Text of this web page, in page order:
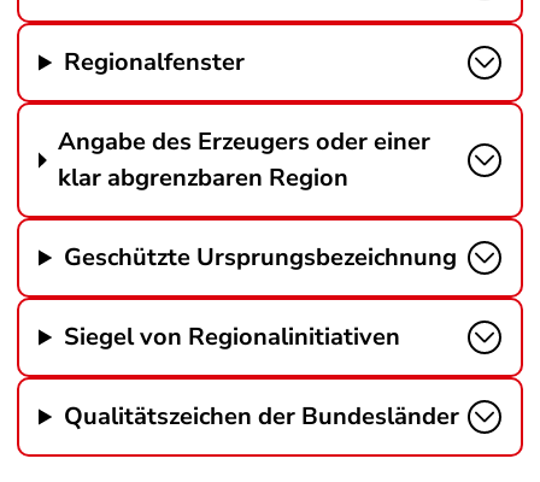
Regionalfenster
Angabe des Erzeugers oder einer
klar abgrenzbaren Region
Geschützte Ursprungsbezeichnung
Siegel von Regionalinitiativen
Qualitätszeichen der Bundesländer